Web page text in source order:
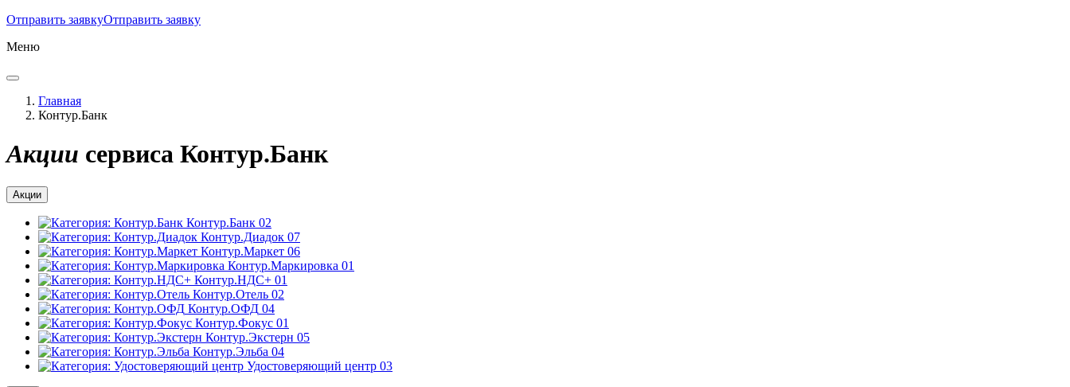
Отправить заявкуОтправить заявку
Меню
Главная
Контур.Банк
Акции сервиса Контур.Банк
Акции
Контур.Банк 02
Контур.Диадок 07
Контур.Маркет 06
Контур.Маркировка 01
Контур.НДС+ 01
Контур.Отель 02
Контур.ОФД 04
Контур.Фокус 01
Контур.Экстерн 05
Контур.Эльба 04
Удостоверяющий центр 03